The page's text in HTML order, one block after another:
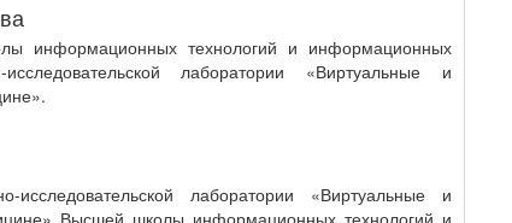
информационных технологий и информационных
лаборатории «Виртуальные и
лаборатории «Виртуальные и